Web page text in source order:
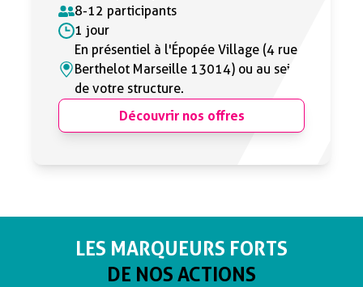
8-12 participants
1 jour
En présentiel à l'Épopée Village (4 rue
Berthelot Marseille 13014) ou au sein
de votre structure.
Découvrir nos offres
LES MARQUEURS FORTS
DE NOS ACTIONS